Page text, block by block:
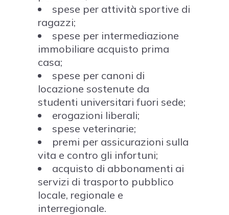
spese per attività sportive di
ragazzi;
spese per intermediazione
immobiliare acquisto prima
casa;
spese per canoni di
locazione sostenute da
studenti universitari fuori sede;
erogazioni liberali;
spese veterinarie;
premi per assicurazioni sulla
vita e contro gli infortuni;
acquisto di abbonamenti ai
servizi di trasporto pubblico
locale, regionale e
interregionale.